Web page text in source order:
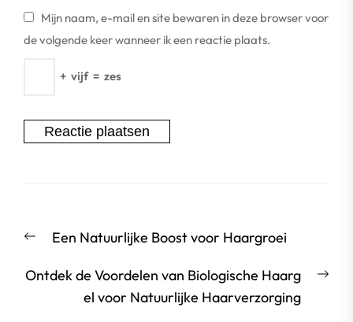
Mijn naam, e-mail en site bewaren in deze browser voor
de volgende keer wanneer ik een reactie plaats.
+ vijf = zes
VorigeEen Natuurlijke Boost voor Haargroei
Ontdek de Voordelen van Biologische Haarg
el voor Natuurlijke Haarverzorging